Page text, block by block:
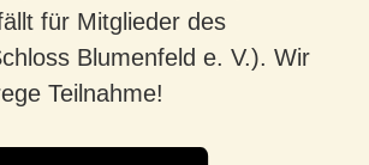
für Mitglieder des
Blumenfeld e. V.). Wir
Teilnahme!